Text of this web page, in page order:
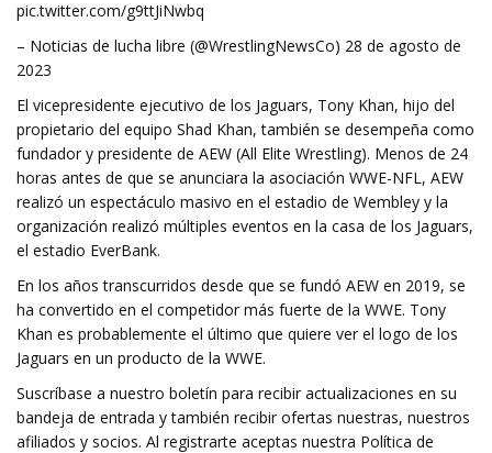
pic.twitter.com/g9ttJiNwbq
– Noticias de lucha libre (@WrestlingNewsCo) 28 de agosto de
2023
El vicepresidente ejecutivo de los Jaguars, Tony Khan, hijo del
propietario del equipo Shad Khan, también se desempeña como
fundador y presidente de AEW (All Elite Wrestling). Menos de 24
horas antes de que se anunciara la asociación WWE-NFL, AEW
realizó un espectáculo masivo en el estadio de Wembley y la
organización realizó múltiples eventos en la casa de los Jaguars,
el estadio EverBank.
En los años transcurridos desde que se fundó AEW en 2019, se
ha convertido en el competidor más fuerte de la WWE. Tony
Khan es probablemente el último que quiere ver el logo de los
Jaguars en un producto de la WWE.
Suscríbase a nuestro boletín para recibir actualizaciones en su
bandeja de entrada y también recibir ofertas nuestras, nuestros
afiliados y socios. Al registrarte aceptas nuestra Política de